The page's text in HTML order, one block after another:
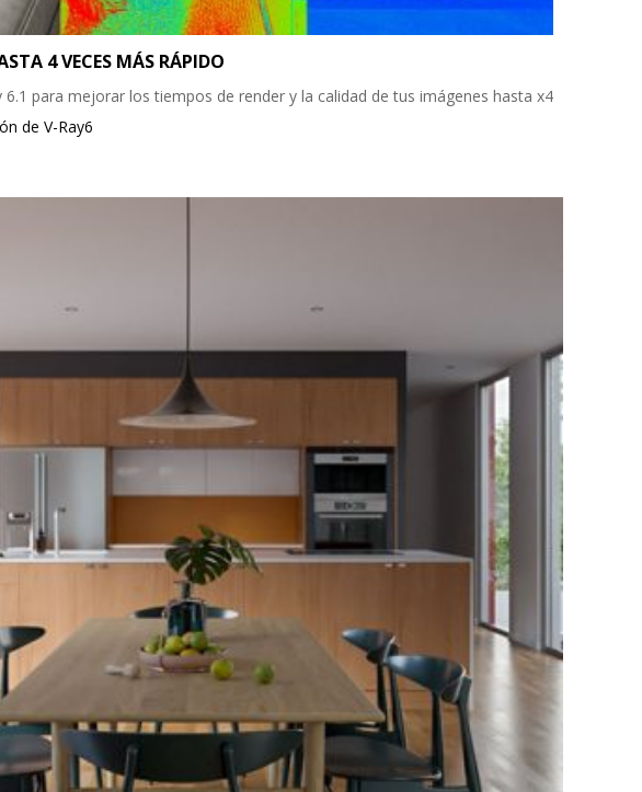
4 VECES MÁS RÁPIDO
6.1 para mejorar los tiempos de render y la calidad de tus imágenes hasta x4
de V-Ray6